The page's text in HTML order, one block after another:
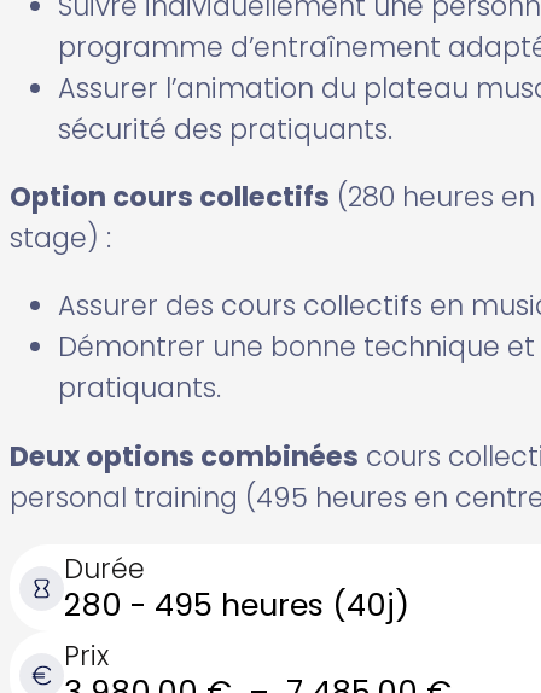
programme d’entraînement
Assurer l’animation du plateau
sécurité des pratiquants.
Option cours collectifs (280 heures
stage) :
Assurer des cours collectifs en
Démontrer une bonne technique
pratiquants.
Deux options combinées cours
personal training (495 heures en
Durée
280 - 495 heures (40j)
Prix